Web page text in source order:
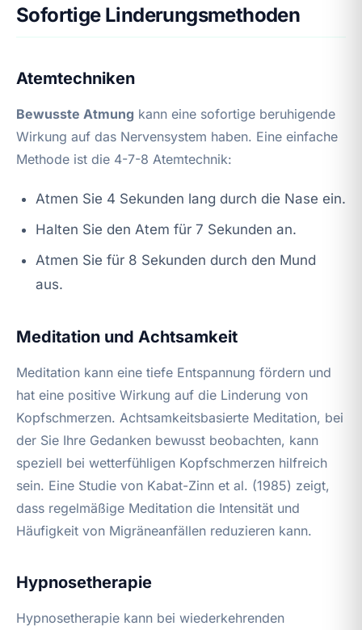
Sofortige Linderungsmethoden
Atemtechniken
Bewusste Atmung kann eine sofortige beruhigende
Wirkung auf das Nervensystem haben. Eine einfache
Methode ist die 4-7-8 Atemtechnik:
Atmen Sie 4 Sekunden lang durch die Nase ein.
Halten Sie den Atem für 7 Sekunden an.
Atmen Sie für 8 Sekunden durch den Mund
aus.
Meditation und Achtsamkeit
Meditation kann eine tiefe Entspannung fördern und
hat eine positive Wirkung auf die Linderung von
Kopfschmerzen. Achtsamkeitsbasierte Meditation, bei
der Sie Ihre Gedanken bewusst beobachten, kann
speziell bei wetterfühligen Kopfschmerzen hilfreich
sein. Eine Studie von Kabat-Zinn et al. (1985) zeigt,
dass regelmäßige Meditation die Intensität und
Häufigkeit von Migräneanfällen reduzieren kann.
Hypnosetherapie
Hypnosetherapie kann bei wiederkehrenden